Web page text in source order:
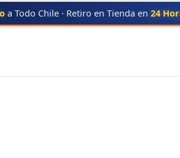
a Todo Chile · Retiro en Tienda en 24